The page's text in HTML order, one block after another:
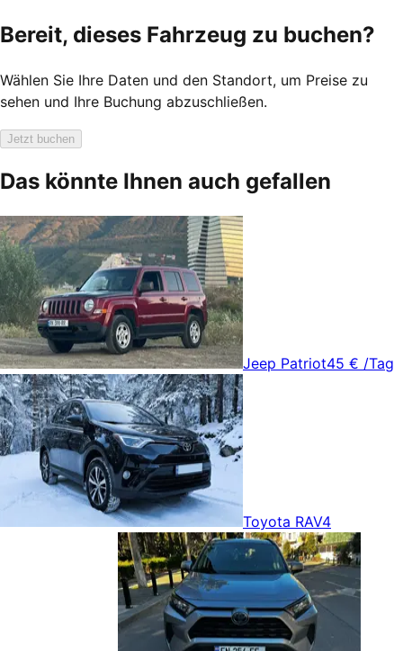
Bereit, dieses Fahrzeug zu buchen?
Wählen Sie Ihre Daten und den Standort, um Preise zu
sehen und Ihre Buchung abzuschließen.
Jetzt buchen
Das könnte Ihnen auch gefallen
Jeep Patriot45 € /Tag
Toyota RAV4